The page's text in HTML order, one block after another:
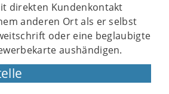
direkten Kundenkontakt
anderen Ort als er selbst
oder eine beglaubigte
aushändigen.